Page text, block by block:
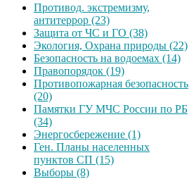
Противод. экстремизму,
антитеррор (23)
Защита от ЧС и ГО (38)
Экология, Охрана природы (22)
Безопасность на водоемах (14)
Правопорядок (19)
Противопожарная безопасность
(20)
Памятки ГУ МЧС России по РБ
(34)
Энергосбережение (1)
Ген. Планы населенных
пунктов СП (15)
Выборы (8)